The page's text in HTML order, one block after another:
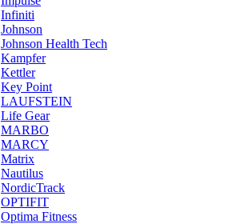
Infiniti
Johnson
Johnson Health Tech
Kampfer
Kettler
Key Point
LAUFSTEIN
Life Gear
MARBO
MARCY
Matrix
Nautilus
NordicTrack
OPTIFIT
Optima Fitness